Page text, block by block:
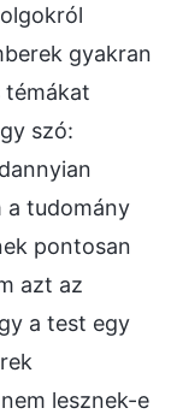
gyakran
témákat
szó:
a tudomány
pontosan
azt az
a test egy
lesznek-e